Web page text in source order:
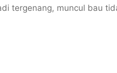
tergenang, muncul bau